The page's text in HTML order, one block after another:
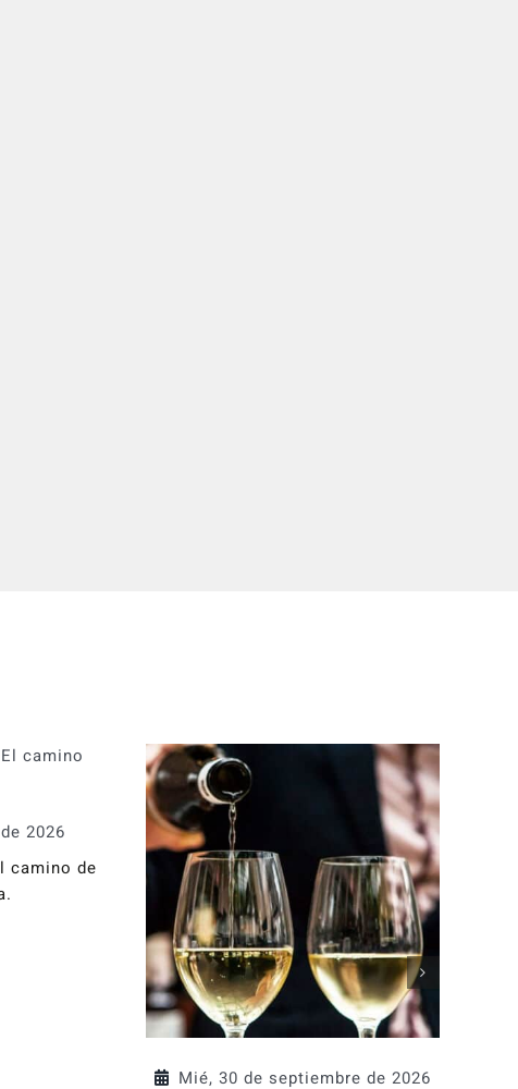
2026
camino de
Mié, 30 de septiembre de 2026